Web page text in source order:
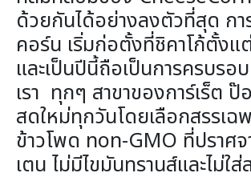
ด้วยกันได้อย่างลงตัวที่สุด กา
คอร์น เริ่มก่อตั้งที่ชิคาโก้ตั้งแ
และเป็นปีนี้ถือเป็นการครบรอ
เรา ทุกๆ สาขาของการ์เร็ต
สดใหม่ทุกวันโดยเลือกสรรเฉ
ข้าวโพด non-GMO ที่ปราศ
เตน ไม่มีไขมันทรานส์และไม่ใ